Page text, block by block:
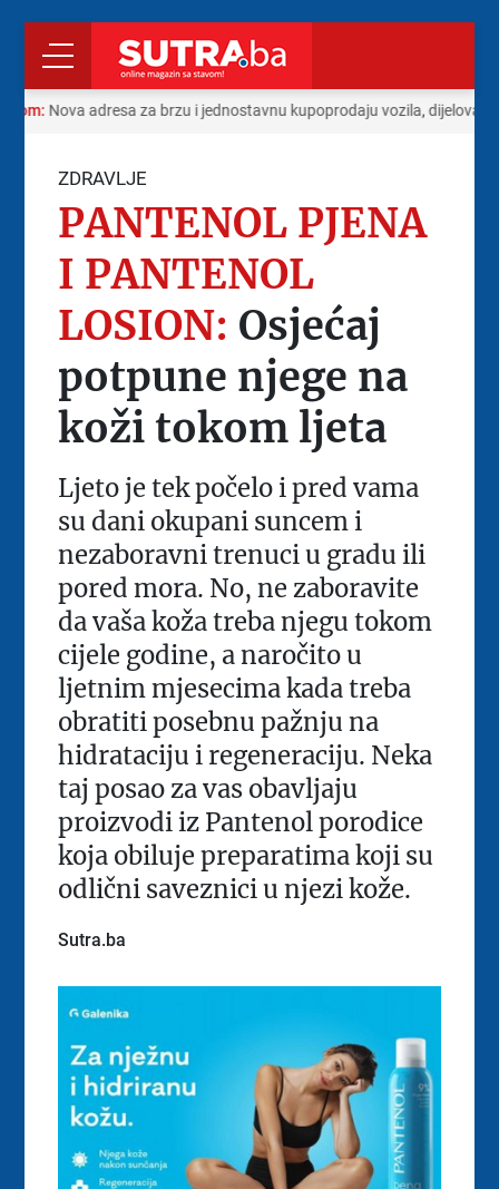
Nova adresa za brzu i jednostavnu kupoprodaju vozila, dijelova i
ZDRAVLJE
PANTENOL PJENA
I PANTENOL
LOSION: Osjećaj
potpune njege na
koži tokom ljeta
Ljeto je tek počelo i pred vama
su dani okupani suncem i
nezaboravni trenuci u gradu ili
pored mora. No, ne zaboravite
da vaša koža treba njegu tokom
cijele godine, a naročito u
ljetnim mjesecima kada treba
obratiti posebnu pažnju na
hidrataciju i regeneraciju. Neka
taj posao za vas obavljaju
proizvodi iz Pantenol porodice
koja obiluje preparatima koji su
odlični saveznici u njezi kože.
Sutra.ba